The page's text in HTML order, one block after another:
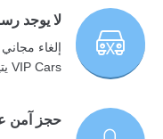
لا يوجد
إلغاء
VIP Cars يتيح لك موقع
حجز آمن